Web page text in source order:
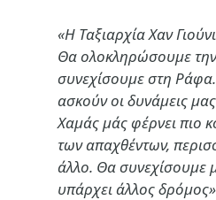
«Η Ταξιαρχία Χαν
Θα ολοκληρώσουμε
συνεχίσουμε στη
ασκούν οι δυνάμεις
Χαμάς μάς φέρνει πιο
των απαχθέντων,
άλλο. Θα συνεχίσουμε
υπάρχει άλλος δρόμος»